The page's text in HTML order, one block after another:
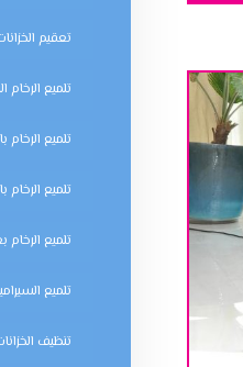
تعقيم
تلميع الرخام
تلميع الرخام
تلميع الرخام
تلميع الرخام
تلميع
تنظيف